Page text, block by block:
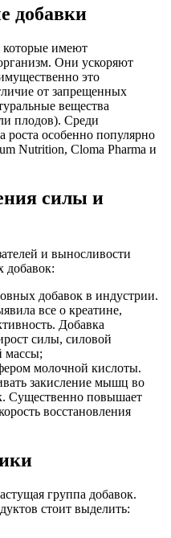
добавки
которые имеют
Они ускоряют
это
от запрещенных
вещества
плодов). Среди
роста особенно популярно
Nutrition, Cloma Pharma и
силы и
и выносливости
добавок:
добавок в индустрии.
все о креатине,
Добавка
силы, силовой
массы;
молочной кислоты.
закисление мышц во
Существенно повышает
восстановления
группа добавок.
стоит выделить: